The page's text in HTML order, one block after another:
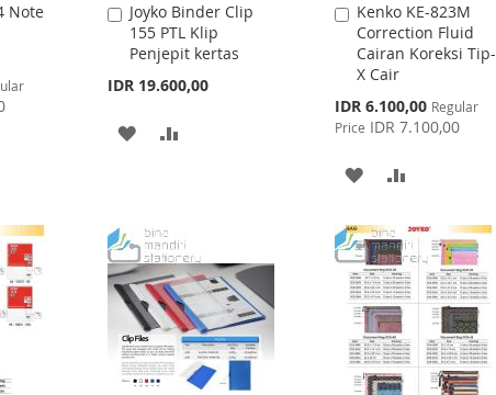
Note
Joyko Binder Clip
155 PTL Klip
Penjepit kertas
IDR 19.600,00
Add
to
Cart
ADD
LIST
Kenko KE-823M
Correction Fluid
Cairan Koreksi Tip-
X Cair
Special
Price
IDR 6.100,00 Regular
Price IDR 7.100,00
Add
to
Cart
ADD
WISH
LIST
COMPARE